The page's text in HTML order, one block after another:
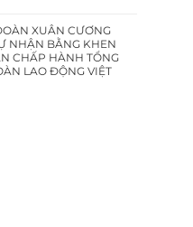
XUÂN CƯƠNG
NHẬN BẰNG KHEN
CHẤP HÀNH TỔNG
LAO ĐỘNG VIỆT